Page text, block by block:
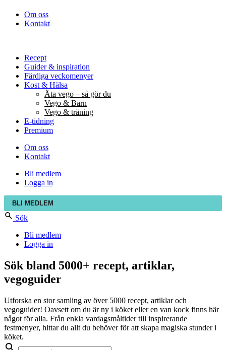
Om oss
Kontakt
Recept
Guider & inspiration
Färdiga veckomenyer
Kost & Hälsa
Äta vego – så gör du
Vego & Barn
Vego & träning
E-tidning
Premium
Om oss
Kontakt
Bli medlem
Logga in
BLI MEDLEM
Sök
Bli medlem
Logga in
Sök bland 5000+ recept, artiklar,
vegoguider
Utforska en stor samling av över 5000 recept, artiklar och
vegoguider! Oavsett om du är ny i köket eller en van kock finns här
något för alla. Från enkla vardagsmåltider till inspirerande
festmenyer, hittar du allt du behöver för att skapa magiska stunder i
köket.
Sök